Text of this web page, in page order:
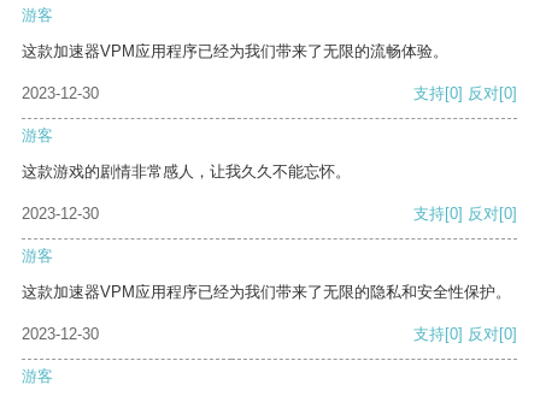
游客
这款加速器VPM应用程序已经为我们带来了无限的流畅体验。
2023-12-30 支持[0] 反对[0]
游客
这款游戏的剧情非常感人，让我久久不能忘怀。
2023-12-30 支持[0] 反对[0]
游客
这款加速器VPM应用程序已经为我们带来了无限的隐私和安全性保护。
2023-12-30 支持[0] 反对[0]
游客